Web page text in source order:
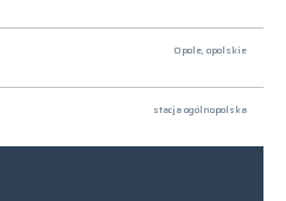
Opole, opolskie
stacja ogólnopolska